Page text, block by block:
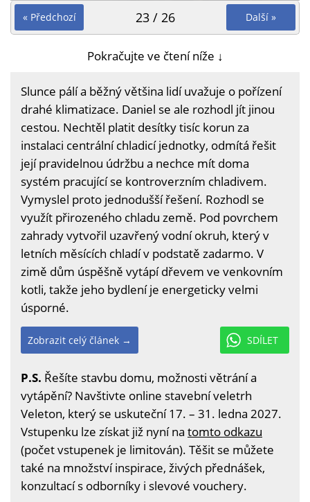
« Předchozí Další »
23 / 26
Pokračujte ve čtení níže ↓
Slunce pálí a běžný většina lidí uvažuje o pořízení
drahé klimatizace. Daniel se ale rozhodl jít jinou
cestou. Nechtěl platit desítky tisíc korun za
instalaci centrální chladicí jednotky, odmítá řešit
její pravidelnou údržbu a nechce mít doma
systém pracující se kontroverzním chladivem.
Vymyslel proto jednodušší řešení. Rozhodl se
využít přirozeného chladu země. Pod povrchem
zahrady vytvořil uzavřený vodní okruh, který v
letních měsících chladí v podstatě zadarmo. V
zimě dům úspěšně vytápí dřevem ve venkovním
kotli, takže jeho bydlení je energeticky velmi
úsporné.
SDÍLET
Zobrazit celý článek →
P.S. Řešíte stavbu domu, možnosti větrání a
vytápění? Navštivte online stavební veletrh
Veleton, který se uskuteční 17. – 31. ledna 2027.
Vstupenku lze získat již nyní na tomto odkazu
(počet vstupenek je limitován). Těšit se můžete
také na množství inspirace, živých přednášek,
konzultací s odborníky i slevové vouchery.